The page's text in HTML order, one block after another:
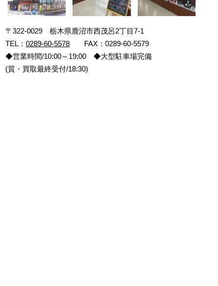
〒322-0029 栃木県鹿沼市西茂呂2丁目7-1
TEL：0289-60-5578 FAX：0289-60-5579
◆営業時間/10:00～19:00 ◆大型駐車場完備
(質・買取最終受付/18:30)